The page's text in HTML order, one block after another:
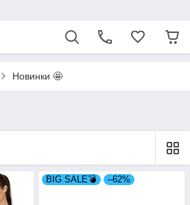
Новинки 🤩
BIG SALE💣 –62%